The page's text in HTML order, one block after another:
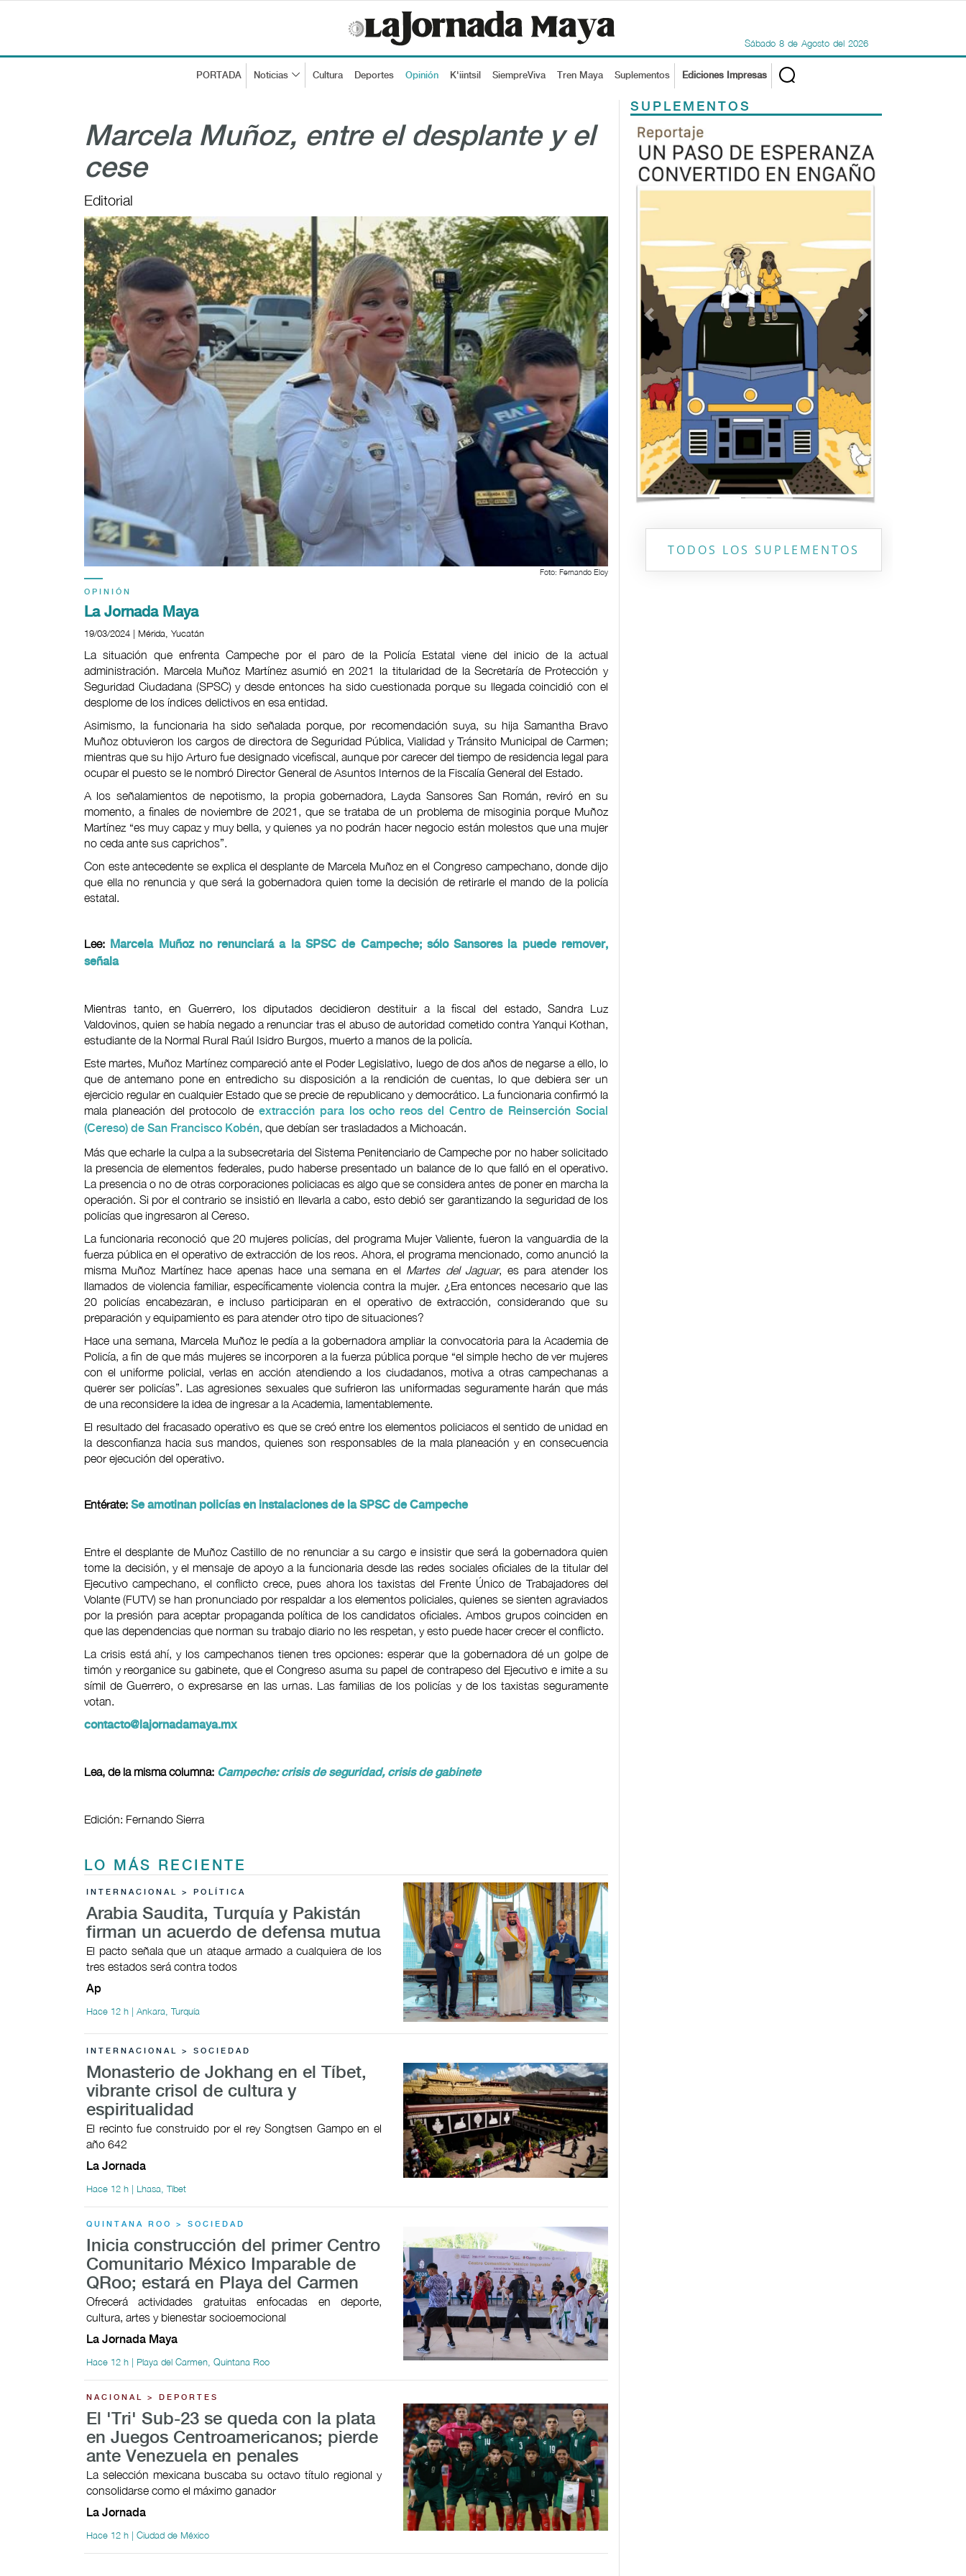
Sábado 8 de Agosto del 2026
PORTADA Noticias Cultura Deportes Opinión K'iintsil SiempreViva Tren Maya Suplementos Ediciones Impresas
Marcela Muñoz, entre el desplante y el
cese
Editorial
Foto: Fernando Eloy
OPINIÓN
La Jornada Maya
19/03/2024 | Mérida, Yucatán
La situación que enfrenta Campeche por el paro de la Policía Estatal viene del inicio de la actual
administración. Marcela Muñoz Martínez asumió en 2021 la titularidad de la Secretaría de Protección y
Seguridad Ciudadana (SPSC) y desde entonces ha sido cuestionada porque su llegada coincidió con el
desplome de los índices delictivos en esa entidad.
Asimismo, la funcionaria ha sido señalada porque, por recomendación suya, su hija Samantha Bravo
Muñoz obtuvieron los cargos de directora de Seguridad Pública, Vialidad y Tránsito Municipal de Carmen;
mientras que su hijo Arturo fue designado vicefiscal, aunque por carecer del tiempo de residencia legal para
ocupar el puesto se le nombró Director General de Asuntos Internos de la Fiscalía General del Estado.
A los señalamientos de nepotismo, la propia gobernadora, Layda Sansores San Román, reviró en su
momento, a finales de noviembre de 2021, que se trataba de un problema de misoginia porque Muñoz
Martínez “es muy capaz y muy bella, y quienes ya no podrán hacer negocio están molestos que una mujer
no ceda ante sus caprichos”.
Con este antecedente se explica el desplante de Marcela Muñoz en el Congreso campechano, donde dijo
que ella no renuncia y que será la gobernadora quien tome la decisión de retirarle el mando de la policía
estatal.
Lee: Marcela Muñoz no renunciará a la SPSC de Campeche; sólo Sansores la puede remover,
señala
Mientras tanto, en Guerrero, los diputados decidieron destituir a la fiscal del estado, Sandra Luz
Valdovinos, quien se había negado a renunciar tras el abuso de autoridad cometido contra Yanqui Kothan,
estudiante de la Normal Rural Raúl Isidro Burgos, muerto a manos de la policía.
Este martes, Muñoz Martínez compareció ante el Poder Legislativo, luego de dos años de negarse a ello, lo
que de antemano pone en entredicho su disposición a la rendición de cuentas, lo que debiera ser un
ejercicio regular en cualquier Estado que se precie de republicano y democrático. La funcionaria confirmó la
mala planeación del protocolo de extracción para los ocho reos del Centro de Reinserción Social
(Cereso) de San Francisco Kobén, que debían ser trasladados a Michoacán.
Más que echarle la culpa a la subsecretaria del Sistema Penitenciario de Campeche por no haber solicitado
la presencia de elementos federales, pudo haberse presentado un balance de lo que falló en el operativo.
La presencia o no de otras corporaciones policiacas es algo que se considera antes de poner en marcha la
operación. Si por el contrario se insistió en llevarla a cabo, esto debió ser garantizando la seguridad de los
policías que ingresaron al Cereso.
La funcionaria reconoció que 20 mujeres policías, del programa Mujer Valiente, fueron la vanguardia de la
fuerza pública en el operativo de extracción de los reos. Ahora, el programa mencionado, como anunció la
misma Muñoz Martínez hace apenas hace una semana en el Martes del Jaguar, es para atender los
llamados de violencia familiar, específicamente violencia contra la mujer. ¿Era entonces necesario que las
20 policías encabezaran, e incluso participaran en el operativo de extracción, considerando que su
preparación y equipamiento es para atender otro tipo de situaciones?
Hace una semana, Marcela Muñoz le pedía a la gobernadora ampliar la convocatoria para la Academia de
Policía, a fin de que más mujeres se incorporen a la fuerza pública porque “el simple hecho de ver mujeres
con el uniforme policial, verlas en acción atendiendo a los ciudadanos, motiva a otras campechanas a
querer ser policías”. Las agresiones sexuales que sufrieron las uniformadas seguramente harán que más
de una reconsidere la idea de ingresar a la Academia, lamentablemente.
El resultado del fracasado operativo es que se creó entre los elementos policiacos el sentido de unidad en
la desconfianza hacia sus mandos, quienes son responsables de la mala planeación y en consecuencia
peor ejecución del operativo.
Entérate: Se amotinan policías en instalaciones de la SPSC de Campeche
Entre el desplante de Muñoz Castillo de no renunciar a su cargo e insistir que será la gobernadora quien
tome la decisión, y el mensaje de apoyo a la funcionaria desde las redes sociales oficiales de la titular del
Ejecutivo campechano, el conflicto crece, pues ahora los taxistas del Frente Único de Trabajadores del
Volante (FUTV) se han pronunciado por respaldar a los elementos policiales, quienes se sienten agraviados
por la presión para aceptar propaganda política de los candidatos oficiales. Ambos grupos coinciden en
que las dependencias que norman su trabajo diario no les respetan, y esto puede hacer crecer el conflicto.
La crisis está ahí, y los campechanos tienen tres opciones: esperar que la gobernadora dé un golpe de
timón y reorganice su gabinete, que el Congreso asuma su papel de contrapeso del Ejecutivo e imite a su
símil de Guerrero, o expresarse en las urnas. Las familias de los policías y de los taxistas seguramente
votan.
contacto@lajornadamaya.mx
Lea, de la misma columna: Campeche: crisis de seguridad, crisis de gabinete
Edición: Fernando Sierra
LO MÁS RECIENTE
INTERNACIONAL > POLÍTICA
Arabia Saudita, Turquía y Pakistán
firman un acuerdo de defensa mutua
El pacto señala que un ataque armado a cualquiera de los
tres estados será contra todos
Ap
Hace 12 h | Ankara, Turquía
INTERNACIONAL > SOCIEDAD
Monasterio de Jokhang en el Tíbet,
vibrante crisol de cultura y
espiritualidad
El recinto fue construido por el rey Songtsen Gampo en el
año 642
La Jornada
Hace 12 h | Lhasa, Tíbet
QUINTANA ROO > SOCIEDAD
Inicia construcción del primer Centro
Comunitario México Imparable de
QRoo; estará en Playa del Carmen
Ofrecerá actividades gratuitas enfocadas en deporte,
cultura, artes y bienestar socioemocional
La Jornada Maya
Hace 12 h | Playa del Carmen, Quintana Roo
NACIONAL > DEPORTES
El 'Tri' Sub-23 se queda con la plata
en Juegos Centroamericanos; pierde
ante Venezuela en penales
La selección mexicana buscaba su octavo título regional y
consolidarse como el máximo ganador
La Jornada
Hace 12 h | Ciudad de México
SUPLEMENTOS
Previous
TODOS LOS SUPLEMENTOS